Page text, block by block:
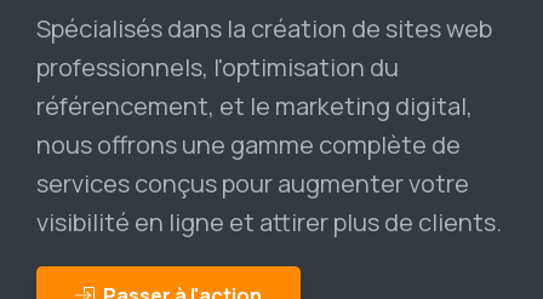
Spécialisés dans la création de sites web
professionnels, l'optimisation du
référencement, et le marketing digital,
nous offrons une gamme complète de
services conçus pour augmenter votre
visibilité en ligne et attirer plus de clients.